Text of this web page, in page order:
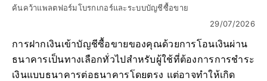
ค้นคว้าแพลตฟอร์มโบรกเกอร์และระบบบัญชีซื้อขาย
29/07/2026
การฝากเงินเข้าบัญชีซื้อขายของคุณด้วยการโอนเงินผ่าน
ธนาคารเป็นทางเลือกทั่วไปสำหรับผู้ใช้ที่ต้องการการชำระ
เงินแบบธนาคารต่อธนาคารโดยตรง แต่อาจทำให้เกิด